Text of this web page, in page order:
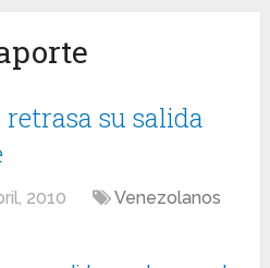
retrasa su salida
2010
Venezolanos